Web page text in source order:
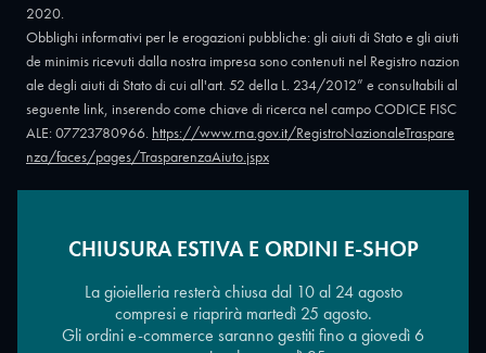
2020.
Obblighi informativi per le erogazioni pubbliche: gli aiuti di Stato e gli aiuti
de minimis ricevuti dalla nostra impresa sono contenuti nel Registro nazion
ale degli aiuti di Stato di cui all'art. 52 della L. 234/2012” e consultabili al
seguente link, inserendo come chiave di ricerca nel campo CODICE FISC
ALE: 07723780966. https://www.rna.gov.it/RegistroNazionaleTraspare
nza/faces/pages/TrasparenzaAiuto.jspx
Copyright © 2026 - Oreficeria Enrico Sali Conti e C. snc - Partita IVA
CHIUSURA ESTIVA E ORDINI E-SHOP
La gioielleria resterà chiusa dal 10 al 24 agosto
compresi e riaprirà martedì 25 agosto.
Gli ordini e-commerce saranno gestiti fino a giovedì 6